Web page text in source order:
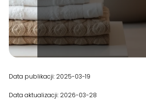
Data publikacji: 2025-03-19
Data aktualizacji: 2026-03-28